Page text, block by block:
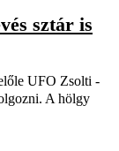
sztár is
UFO Zsolti -
A hölgy